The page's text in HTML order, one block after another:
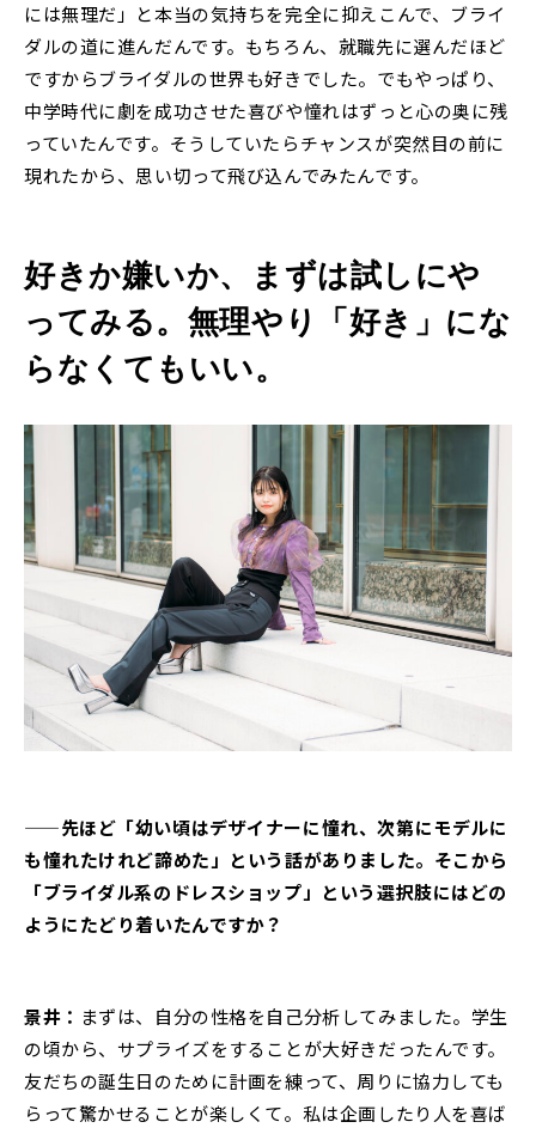
には無理だ」と本当の気持ちを完全に抑えこんで、ブライ
ダルの道に進んだんです。もちろん、就職先に選んだほど
ですからブライダルの世界も好きでした。でもやっぱり、
中学時代に劇を成功させた喜びや憧れはずっと心の奥に残
っていたんです。そうしていたらチャンスが突然目の前に
現れたから、思い切って飛び込んでみたんです。
好きか嫌いか、まずは試しにや
ってみる。無理やり「好き」にな
らなくてもいい。
——先ほど「幼い頃はデザイナーに憧れ、次第にモデルに
も憧れたけれど諦めた」という話がありました。そこから
「ブライダル系のドレスショップ」という選択肢にはどの
ようにたどり着いたんですか？
景井： まずは、自分の性格を自己分析してみました。学生
の頃から、サプライズをすることが大好きだったんです。
友だちの誕生日のために計画を練って、周りに協力しても
らって驚かせることが楽しくて。私は企画したり人を喜ば